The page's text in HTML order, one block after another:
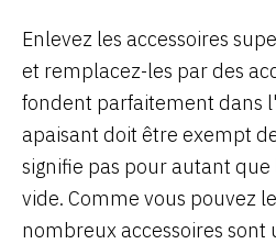
Enlevez les accessoires
et remplacez-les par des
fondent parfaitement dans
apaisant doit être exempt
signifie pas pour autant
vide. Comme vous pouvez
nombreux accessoires sont